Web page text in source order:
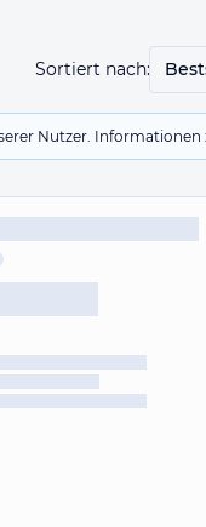
Sortiert nach:
Nutzer.